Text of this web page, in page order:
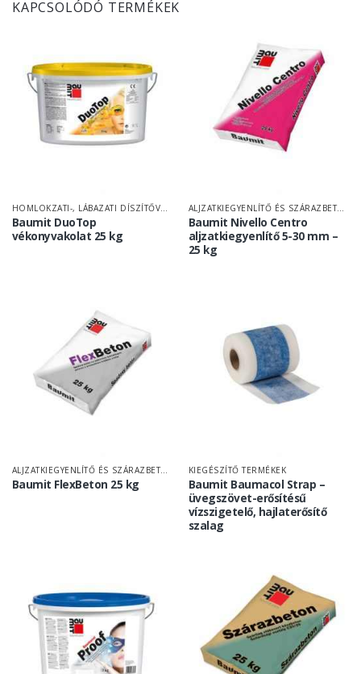
KAPCSOLÓDÓ TERMÉKEK
HOMLOKZATI-, LÁBAZATI DÍSZÍTŐVAKOLAT
Baumit DuoTop
vékonyvakolat 25 kg
ALJZATKIEGYENLÍTŐ ÉS SZÁRAZBETON
Baumit Nivello Centro
aljzatkiegyenlítő 5-30 mm –
25 kg
ALJZATKIEGYENLÍTŐ ÉS SZÁRAZBETON
Baumit FlexBeton 25 kg
KIEGÉSZÍTŐ TERMÉKEK
Baumit Baumacol Strap –
üvegszövet-erősítésű
vízszigetelő, hajlaterősítő
szalag